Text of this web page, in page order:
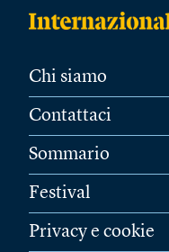
Chi siamo
Contattaci
Sommario
Festival
Privacy e cookie